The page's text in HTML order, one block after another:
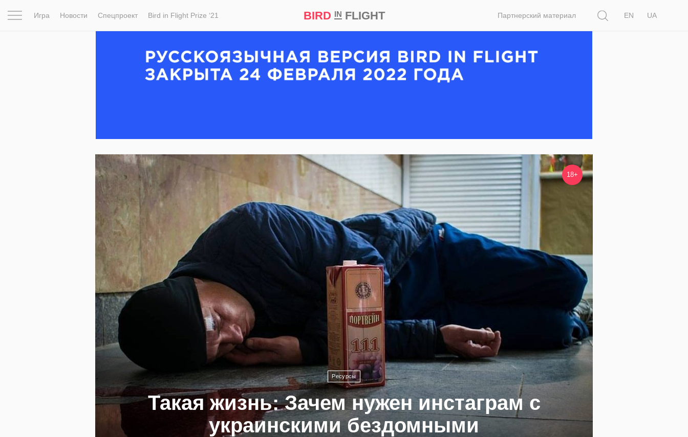
Игра Новости Спецпроект Bird in Flight Prize ‘21 BIRD INFLIGHT Партнерский материал
EN
UA
18+
Ресурсы
Такая жизнь: Зачем нужен инстаграм с
украинскими бездомными